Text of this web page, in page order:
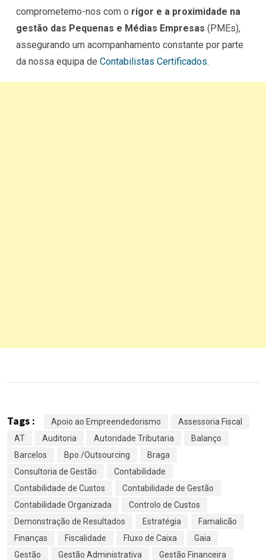
comprometemo-nos com o rigor e a proximidade na
gestão das Pequenas e Médias Empresas (PMEs),
assegurando um acompanhamento constante por parte
da nossa equipa de Contabilistas Certificados.
Tags : Apoio ao Empreendedorismo
Assessoria Fiscal
AT
Auditoria Autoridade Tributaria
Balanço
Barcelos
Bpo /Outsourcing
Braga
Consultoria de Gestão
Contabilidade
Contabilidade de Custos
Contabilidade de Gestão
Contabilidade Organizada
Controlo de Custos
Demonstração de Resultados
Estratégia
Famalicão
Finanças
Fiscalidade Fluxo de Caixa
Gaia
Gestão
Gestão Administrativa
Gestão Financeira